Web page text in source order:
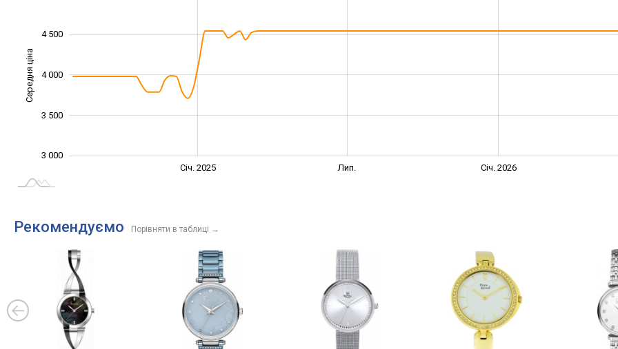
Середня ціна 3 200
3 000
4 000
4 500
3 500
Січ. 2025 Лип. Січ. 2026
Рекомендуємо Порівняти в таблиці →